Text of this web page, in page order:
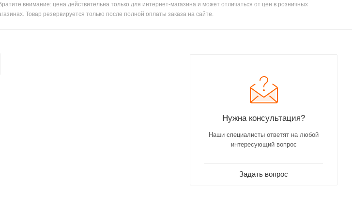
внимание: цена действительна только для интернет-магазина и может отличаться от цен в розничных
Товар резервируется только после полной оплаты заказа на сайте.
Нужна консультация?
Наши специалисты ответят на любой
интересующий вопрос
Задать вопрос